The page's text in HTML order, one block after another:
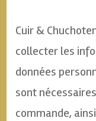
Cuir &
collecter les
données
sont
commande,